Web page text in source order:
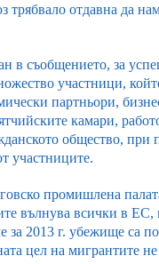
трябвало отдавна да
съобщението, за
участници,
партньори,
камари,
общество, при
участниците.
промишлена
вълнува всички в
2013 г. убежище са
цел на мигрантите